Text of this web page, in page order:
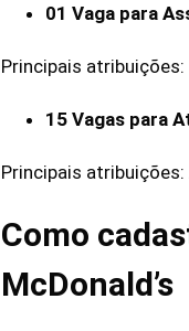
01 Vaga para
Principais
15 Vagas para
Principais
Como
McDonald’s